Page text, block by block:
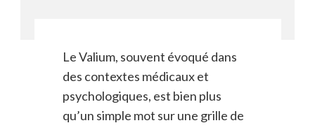
Le Valium, souvent évoqué dans
des contextes médicaux et
psychologiques, est bien plus
qu’un simple mot sur une grille de